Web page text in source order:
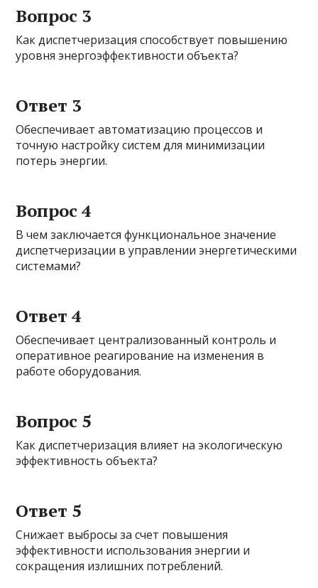
Вопрос 3
Как диспетчеризация способствует повышению
уровня энергоэффективности объекта?
Ответ 3
Обеспечивает автоматизацию процессов и
точную настройку систем для минимизации
потерь энергии.
Вопрос 4
В чем заключается функциональное значение
диспетчеризации в управлении энергетическими
системами?
Ответ 4
Обеспечивает централизованный контроль и
оперативное реагирование на изменения в
работе оборудования.
Вопрос 5
Как диспетчеризация влияет на экологическую
эффективность объекта?
Ответ 5
Снижает выбросы за счет повышения
эффективности использования энергии и
сокращения излишних потреблений.